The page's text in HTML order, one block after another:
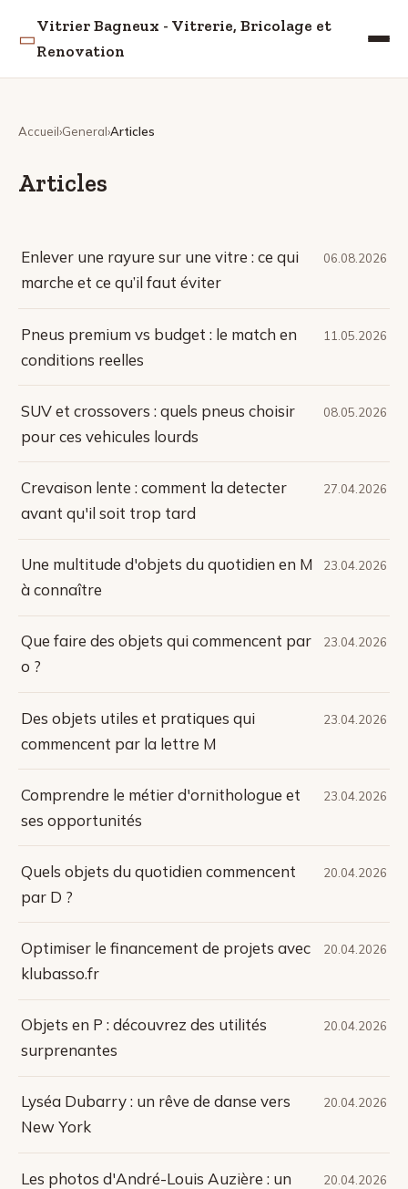
▭
Vitrier Bagneux - Vitrerie, Bricolage et
Renovation
Accueil General Articles
Articles
Enlever une rayure sur une vitre : ce qui
marche et ce qu’il faut éviter
06.08.2026
Pneus premium vs budget : le match en
conditions reelles
11.05.2026
SUV et crossovers : quels pneus choisir
pour ces vehicules lourds
08.05.2026
Crevaison lente : comment la detecter
avant qu'il soit trop tard
27.04.2026
Une multitude d'objets du quotidien en M
à connaître
23.04.2026
Que faire des objets qui commencent par
o ?
23.04.2026
Des objets utiles et pratiques qui
commencent par la lettre M
23.04.2026
Comprendre le métier d'ornithologue et
ses opportunités
23.04.2026
Quels objets du quotidien commencent
par D ?
20.04.2026
Optimiser le financement de projets avec
klubasso.fr
20.04.2026
Objets en P : découvrez des utilités
surprenantes
20.04.2026
Lyséa Dubarry : un rêve de danse vers
New York
20.04.2026
Les photos d'André-Louis Auzière : un
20.04.2026